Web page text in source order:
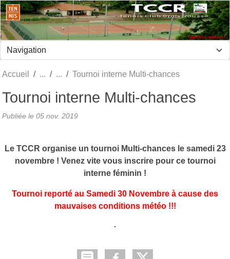
Accueil Tournoi interne Multi-chances
Tournoi interne Multi-chances
Publiée le 05 nov. 2019
Le TCCR organise un tournoi Multi-chances le samedi 23
novembre ! Venez vite vous inscrire pour ce tournoi
interne féminin !
Tournoi reporté au Samedi 30 Novembre à cause des
mauvaises conditions météo !!!
Panneau de gestion des cookies